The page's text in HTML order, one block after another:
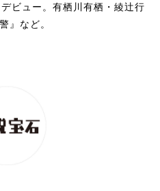
ビュー。有栖川有栖・綾辻行
』など。